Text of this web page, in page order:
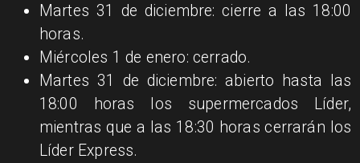
Martes 31 de diciembre: cierre a las 18:00
horas.
Miércoles 1 de enero: cerrado.
Martes 31 de diciembre: abierto hasta las
18:00 horas los supermercados Líder,
mientras que a las 18:30 horas cerrarán los
Líder Express.